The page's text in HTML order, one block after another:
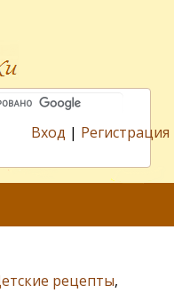
Вход | Регистрация
рецепты,